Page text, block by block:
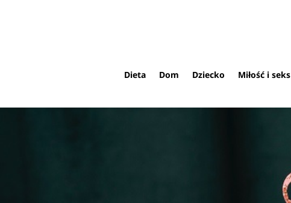
Dieta Dom Dziecko Miłość i seks